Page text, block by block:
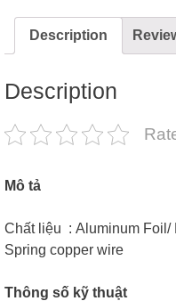
Description
Description
Mô tả
Chất liệu : Aluminum Foil/
Spring copper wire
Thông số kỹ thuật